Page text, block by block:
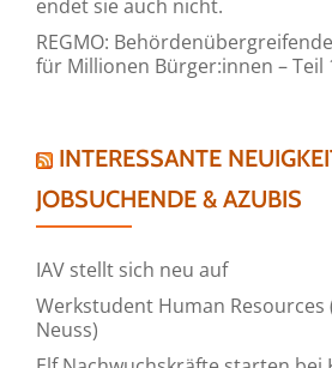
endet sie auch nicht.
REGMO:
für Millionen Bürger:innen – Teil
INTERESSANTE
JOBSUCHENDE & AZUBIS
IAV stellt sich neu auf
Werkstudent Human
Neuss)